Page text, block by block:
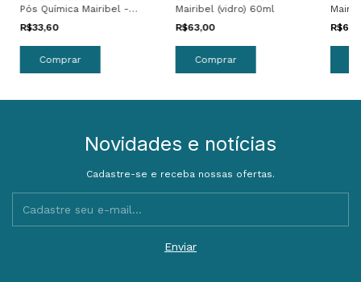
Pós Química Mairibel -
R$33,60
Mairibel (vidro) 60ml
R$63,00
Novidades e notícias
Cadastre-se e receba nossas ofertas.